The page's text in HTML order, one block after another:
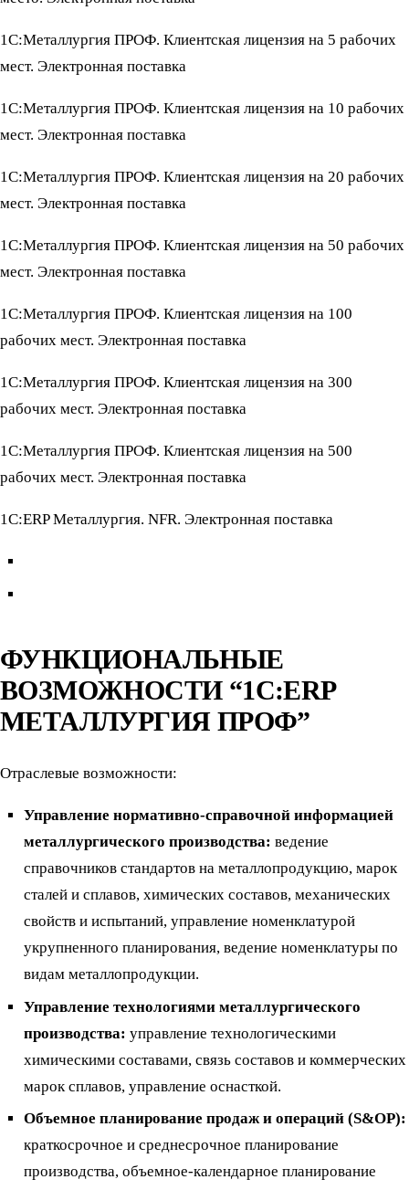
1С:Металлургия ПРОФ. Клиентская лицензия на 5 рабочих
мест. Электронная поставка
1С:Металлургия ПРОФ. Клиентская лицензия на 10 рабочих
мест. Электронная поставка
1С:Металлургия ПРОФ. Клиентская лицензия на 20 рабочих
мест. Электронная поставка
1С:Металлургия ПРОФ. Клиентская лицензия на 50 рабочих
мест. Электронная поставка
1С:Металлургия ПРОФ. Клиентская лицензия на 100
рабочих мест. Электронная поставка
1С:Металлургия ПРОФ. Клиентская лицензия на 300
рабочих мест. Электронная поставка
1С:Металлургия ПРОФ. Клиентская лицензия на 500
рабочих мест. Электронная поставка
1С:ERP Металлургия. NFR. Электронная поставка
ФУНКЦИОНАЛЬНЫЕ
ВОЗМОЖНОСТИ “1С:ERP
МЕТАЛЛУРГИЯ ПРОФ”
Отраслевые возможности:
Управление нормативно-справочной информацией
металлургического производства: ведение
справочников стандартов на металлопродукцию, марок
сталей и сплавов, химических составов, механических
свойств и испытаний, управление номенклатурой
укрупненного планирования, ведение номенклатуры по
видам металлопродукции.
Управление технологиями металлургического
производства: управление технологическими
химическими составами, связь составов и коммерческих
марок сплавов, управление оснасткой.
Объемное планирование продаж и операций (S&OP):
краткосрочное и среднесрочное планирование
производства, объемное-календарное планирование